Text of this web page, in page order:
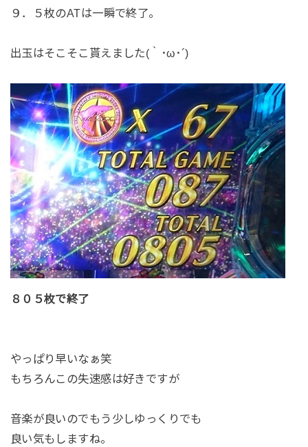
９．５枚のATは一瞬で終了。
出玉はそこそこ貰えました(｀･ω･´)
８０５枚で終了
やっぱり早いなぁ笑
もちろんこの失速感は好きですが
音楽が良いのでもう少しゆっくりでも
良い気もしますね。